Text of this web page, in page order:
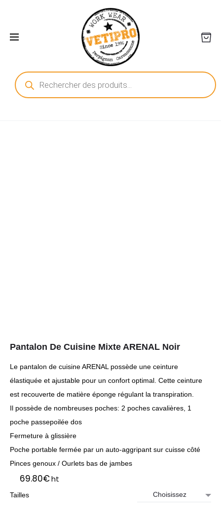
Recherche
de
produits
Pantalon De Cuisine Mixte ARENAL Noir
Le pantalon de cuisine ARENAL possède une ceinture
élastiquée et ajustable pour un confort optimal. Cette ceinture
est recouverte de matière éponge régulant la transpiration.
Il possède de nombreuses poches: 2 poches cavalières, 1
poche passepoilée dos
Fermeture à glissière
Poche portable fermée par un auto-aggripant sur cuisse côté
Pinces genoux / Ourlets bas de jambes
69.80€ht
Tailles